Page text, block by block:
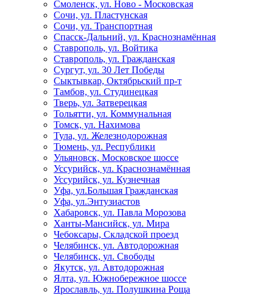
Смоленск, ул. Ново - Московская
Сочи, ул. Пластунская
Сочи, ул. Транспортная
Спасск-Дальний, ул. Краснознамённая
Ставрополь, ул. Войтика
Ставрополь, ул. Гражданская
Сургут, ул. 30 Лет Победы
Сыктывкар, Октябрьский пр-т
Тамбов, ул. Студинецкая
Тверь, ул. Затверецкая
Тольятти, ул. Коммунальная
Томск, ул. Нахимова
Тула, ул. Железнодорожная
Тюмень, ул. Республики
Ульяновск, Московское шоссе
Уссурийск, ул. Краснознамённая
Уссурийск, ул. Кузнечная
Уфа, ул.Большая Гражданская
Уфа, ул.Энтузиастов
Хабаровск, ул. Павла Морозова
Ханты-Мансийск, ул. Мира
Чебоксары, Складской проезд
Челябинск, ул. Автодорожная
Челябинск, ул. Свободы
Якутск, ул. Автодорожная
Ялта, ул. Южнобережное шоссе
Ярославль, ул. Полушкина Роща